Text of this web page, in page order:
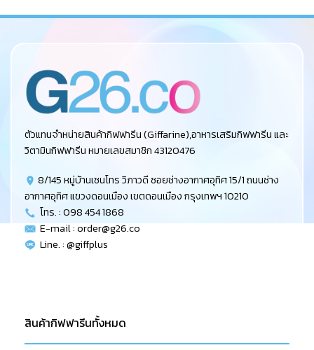
ตัวแทนจำหน่ายสินค้ากิฟฟารีน (Giffarine),อาหารเสริมกิฟฟารีน และ
วิตามินกิฟฟารีน หมายเลขสมาชิก 43120476
8/145 หมู่บ้านเซนโทร วิภาวดี ซอยช่างอากาศอุทิศ 15/1 ถนนช่าง
อากาศอุทิศ แขวงดอนเมือง เขตดอนเมือง กรุงเทพฯ 10210
โทร. : 098 454 1868
E-mail :order@g26.co
Line. : @giffplus
สินค้ากิฟฟารีนทั้งหมด